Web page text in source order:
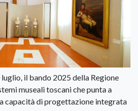
il bando 2025 della Regione
museali toscani che punta a
capacità di progettazione integrata